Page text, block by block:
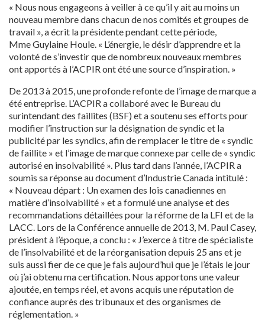
« Nous nous engageons à veiller à ce qu’il y ait au moins un
nouveau membre dans chacun de nos comités et groupes de
travail », a écrit la présidente pendant cette période,
Mme Guylaine Houle. « L’énergie, le désir d’apprendre et la
volonté de s’investir que de nombreux nouveaux membres
ont apportés à l’ACPIR ont été une source d’inspiration. »
De 2013 à 2015, une profonde refonte de l’image de marque a
été entreprise. L’ACPIR a collaboré avec le Bureau du
surintendant des faillites (BSF) et a soutenu ses efforts pour
modifier l’instruction sur la désignation de syndic et la
publicité par les syndics, afin de remplacer le titre de « syndic
de faillite » et l’image de marque connexe par celle de « syndic
autorisé en insolvabilité ». Plus tard dans l’année, l’ACPIR a
soumis sa réponse au document d’Industrie Canada intitulé :
« Nouveau départ : Un examen des lois canadiennes en
matière d’insolvabilité » et a formulé une analyse et des
recommandations détaillées pour la réforme de la LFI et de la
LACC. Lors de la Conférence annuelle de 2013, M. Paul Casey,
président à l’époque, a conclu : « J’exerce à titre de spécialiste
de l’insolvabilité et de la réorganisation depuis 25 ans et je
suis aussi fier de ce que je fais aujourd’hui que je l’étais le jour
où j’ai obtenu ma certification. Nous apportons une valeur
ajoutée, en temps réel, et avons acquis une réputation de
confiance auprès des tribunaux et des organismes de
réglementation. »